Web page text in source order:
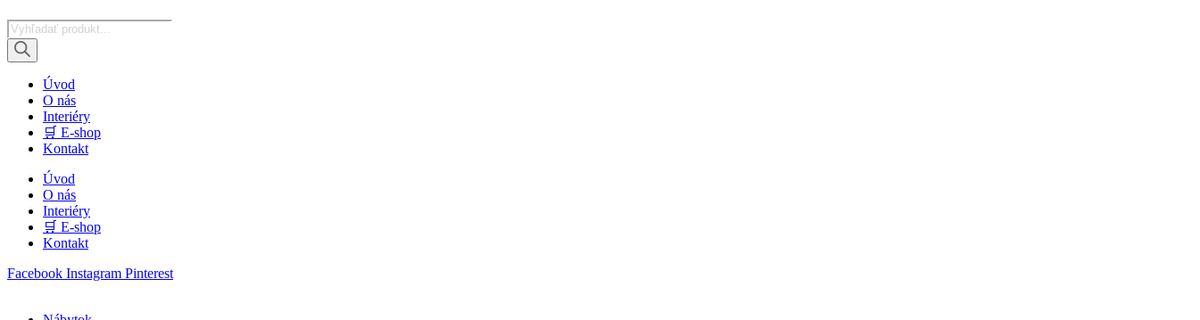
Products
search
Úvod
O nás
Interiéry
🛒 E-shop
Kontakt
Úvod
O nás
Interiéry
🛒 E-shop
Kontakt
Facebook Instagram Pinterest